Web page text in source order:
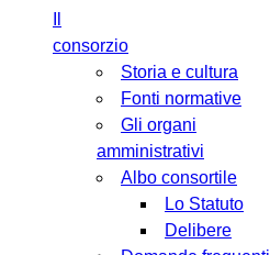
consorzio
Storia e cultura
Fonti normative
Gli organi
amministrativi
Albo consortile
Lo Statuto
Delibere